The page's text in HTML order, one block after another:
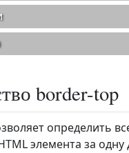
border-top
определить
элемента за